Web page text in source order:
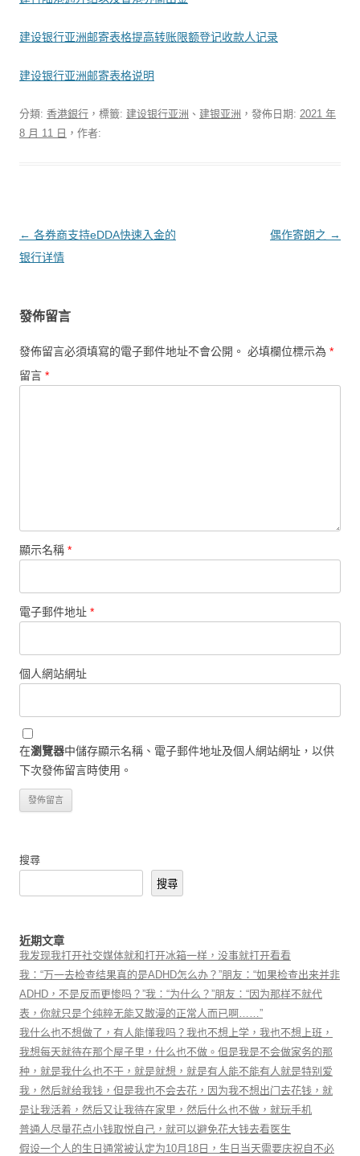
建设银行亚洲邮寄表格提高转账限额登记收款人记录
建设银行亚洲邮寄表格说明
分類: 香港銀行 ，標籤: 建设银行亚洲 、 建银亚洲 ，發佈日期: 2021 年
8 月 11 日 ，作者:
文章導覽
← 各券商支持eDDA快速入金的
银行详情
偶作寄朗之 →
發佈留言
發佈留言必須填寫的電子郵件地址不會公開。 必填欄位標示為 *
留言 *
顯示名稱 *
電子郵件地址 *
個人網站網址
在瀏覽器中儲存顯示名稱、電子郵件地址及個人網站網址，以供
下次發佈留言時使用。
搜尋
搜尋
近期文章
我发现我打开社交媒体就和打开冰箱一样，没事就打开看看
我：“万一去检查结果真的是ADHD怎么办？”朋友：“如果检查出来并非
ADHD，不是反而更惨吗？”我：“为什么？”朋友：“因为那样不就代
表，你就只是个纯粹无能又散漫的正常人而已啊……”
我什么也不想做了，有人能懂我吗？我也不想上学，我也不想上班，
我想每天就待在那个屋子里，什么也不做。但是我是不会做家务的那
种，就是我什么也不干，就是就想，就是有人能不能有人就是特别爱
我，然后就给我钱，但是我也不会去花，因为我不想出门去花钱，就
是让我活着，然后又让我待在家里，然后什么也不做，就玩手机
普通人尽量花点小钱取悦自己，就可以避免花大钱去看医生
假设一个人的生日通常被认定为10月18日，生日当天需要庆祝自不必